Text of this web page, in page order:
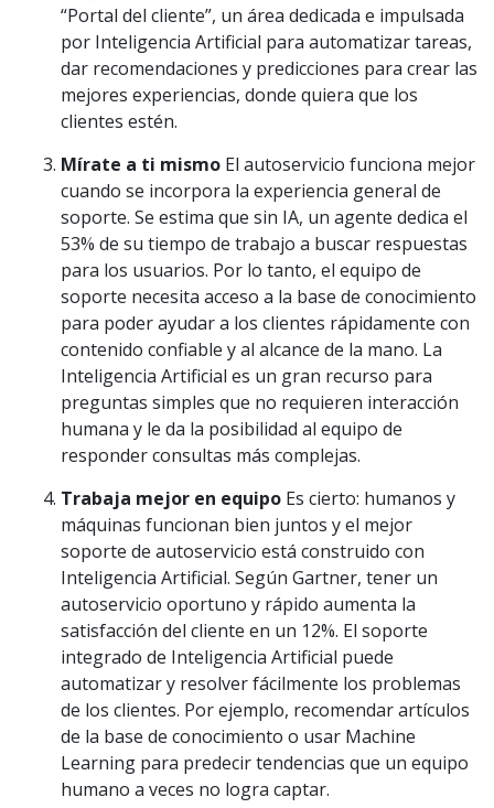
“Portal del cliente”, un área dedicada e impulsada
por Inteligencia Artificial para automatizar tareas,
dar recomendaciones y predicciones para crear las
mejores experiencias, donde quiera que los
clientes estén.
Mírate a ti mismo El autoservicio funciona mejor
cuando se incorpora la experiencia general de
soporte. Se estima que sin IA, un agente dedica el
53% de su tiempo de trabajo a buscar respuestas
para los usuarios. Por lo tanto, el equipo de
soporte necesita acceso a la base de conocimiento
para poder ayudar a los clientes rápidamente con
contenido confiable y al alcance de la mano. La
Inteligencia Artificial es un gran recurso para
preguntas simples que no requieren interacción
humana y le da la posibilidad al equipo de
responder consultas más complejas.
Trabaja mejor en equipo Es cierto: humanos y
máquinas funcionan bien juntos y el mejor
soporte de autoservicio está construido con
Inteligencia Artificial. Según Gartner, tener un
autoservicio oportuno y rápido aumenta la
satisfacción del cliente en un 12%. El soporte
integrado de Inteligencia Artificial puede
automatizar y resolver fácilmente los problemas
de los clientes. Por ejemplo, recomendar artículos
de la base de conocimiento o usar Machine
Learning para predecir tendencias que un equipo
humano a veces no logra captar.